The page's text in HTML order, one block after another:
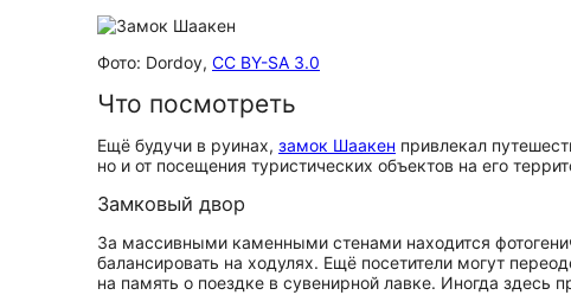
Фото: Dordoy, CC BY-SA 3.0
Что посмотреть
Ещё будучи в руинах, замок Шаакен привлекал
но и от посещения туристических объектов на его
Замковый двор
За массивными каменными стенами находится
балансировать на ходулях. Ещё посетители могут
на память о поездке в сувенирной лавке. Иногда